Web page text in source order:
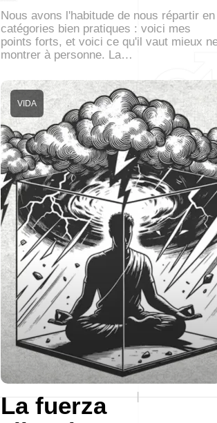
Nous avons l'habitude de nous répartir en
catégories bien pratiques : voici mes
points forts, et voici ce qu'il vaut mieux
montrer à personne. La…
La fuerza
VIDA